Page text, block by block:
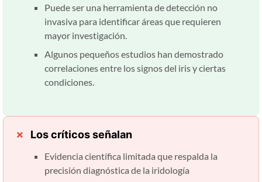
Puede ser una herramienta de detección no
invasiva para identificar áreas que requieren
mayor investigación.
Algunos pequeños estudios han demostrado
correlaciones entre los signos del iris y ciertas
condiciones.
Los críticos señalan
Evidencia científica limitada que respalda la
precisión diagnóstica de la iridología